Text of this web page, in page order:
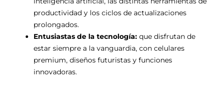
productividad y los ciclos de actualizaciones
prolongados.
Entusiastas de la tecnología: que disfrutan de
estar siempre a la vanguardia, con celulares
premium, diseños futuristas y funciones
innovadoras.